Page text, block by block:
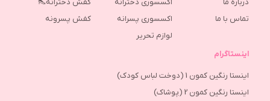
تماس با ما
اکسسوری پسرانه
لوازم تحریر
كفش پسرونه
اینستاگرام
اینستا رنگین کمون 1 (دوخت لباس کودک)
اینستا رنگین کمون 2 (پوشاک)